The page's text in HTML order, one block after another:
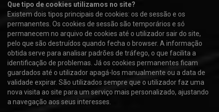
Que tipo de cookies utilizamos no site?
Existem dois tipos principais de cookies: os de sessão e os
permanentes. Os cookies de sessão são temporários e só
permanecem no arquivo de cookies até o utilizador sair do site,
pelo que são destruídos quando fecha o browser. A informação
obtida serve para analisar padrões de tráfego, o que facilita a
identificação de problemas. Já os cookies permanentes ficam
guardados até o utilizador apagá-los manualmente ou a data de
validade expirar. São utilizados sempre que o utilizador faz uma
nova visita ao site para um serviço mais personalizado, ajustando
a navegação aos seus interesses.